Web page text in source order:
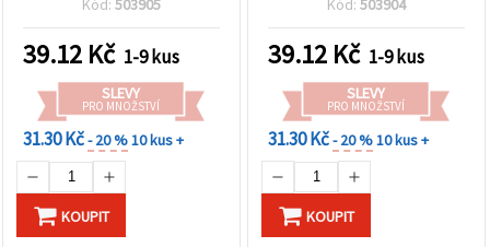
39.12 Kč 1-9 kus
SLEVY
PRO MNOŽSTVÍ
31.30 Kč- 20 %10 kus +
KOUPIT
korálkování
39.12 Kč 1-9 kus
SLEVY
PRO MNOŽSTVÍ
31.30 Kč- 20 %10 kus +
KOUPIT